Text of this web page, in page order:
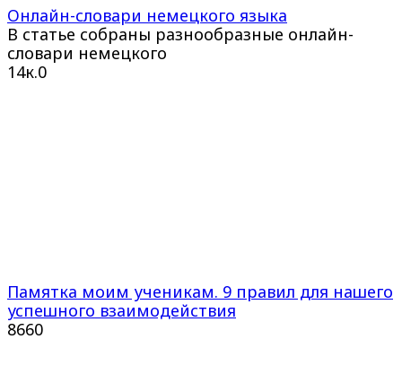
Онлайн-словари немецкого языка
В статье собраны разнообразные онлайн-
словари немецкого
14к.0
Памятка моим ученикам. 9 правил для нашего
успешного взаимодействия
8660